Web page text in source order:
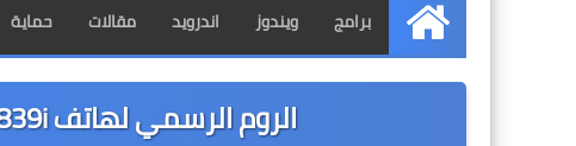
الرئيسية
برامج ويندوز اندرويد مقالات حماية
الروم الرسمي لهاتف Samsung Galaxy ace GT-s5839i